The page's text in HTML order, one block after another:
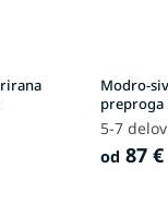
Modro-
preproga
5-7
od 87 €